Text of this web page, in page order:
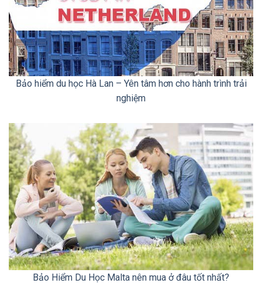
Bảo hiểm du học Hà Lan – Yên tâm hơn cho hành trình trải
nghiệm
Bảo Hiểm Du Học Malta nên mua ở đâu tốt nhất?